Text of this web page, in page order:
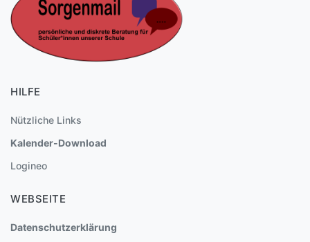
HILFE
Nützliche Links
Kalender-Download
Logineo
WEBSEITE
Datenschutzerklärung